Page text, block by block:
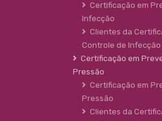
Certificação em
Infecção
Clientes da
Controle de Infecção
Certificação em
Pressão
Certificação em
Pressão
Clientes da